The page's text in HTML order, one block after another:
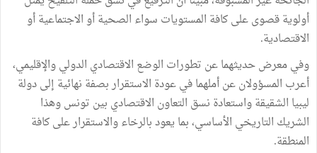
أولوية قصوى على كافة المستويات سواء الصحية أو الاجتماعية أو
الاقتصادية.
وفي معرض حديثهما عن تطورات الوضع الاقتصادي الدولي والإقليمي،
أعرب المسؤولان عن أملهما في عودة الاستقرار بصفة نهائية إلى دولة
ليبيا الشقيقة واستعادة نسق التعاون الاقتصادي بين تونس وهذا
الشريك التاريخي الأساسي، بما يعود بالرخاء والاستقرار على كافة
المنطقة.